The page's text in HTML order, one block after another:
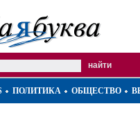
ПОЛИТИКА ОБЩЕСТВО